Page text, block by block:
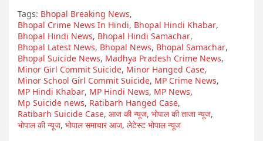
Tags: Bhopal Breaking News,
Bhopal Crime News In Hindi, Bhopal Hindi Khabar,
Bhopal Hindi News, Bhopal Hindi Samachar,
Bhopal Latest News, Bhopal News, Bhopal Samachar,
Bhopal Suicide News, Madhya Pradesh Crime News,
Minor Girl Commit Suicide, Minor Hanged Case,
Minor School Girl Commit Suicide, MP Crime News,
MP Hindi Khabar, MP Hindi News, MP News,
Mp Suicide news, Ratibarh Hanged Case,
Ratibarh Suicide Case, आज की न्यूज, भोपाल की ताजा न्यूज,
भोपाल की न्यूज, भोपाल समाचार आज, लेटेस्ट भोपाल न्यूज